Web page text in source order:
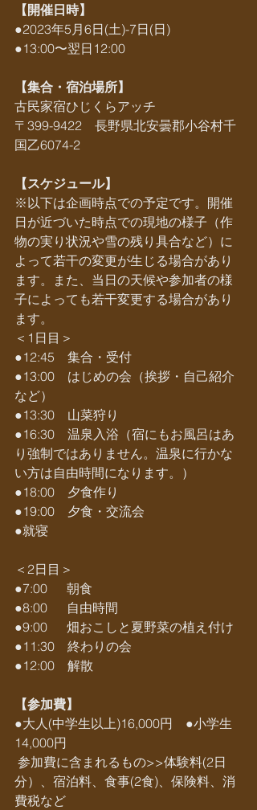
【開催日時】
●2023年5月6日(土)-7日(日)
●13:00〜翌日12:00
【集合・宿泊場所】
古民家宿ひじくらアッチ
〒399-9422　長野県北安曇郡小谷村千
国乙6074-2
【スケジュール】
※以下は企画時点での予定です。開催
日が近づいた時点での現地の様子（作
物の実り状況や雪の残り具合など）に
よって若干の変更が生じる場合があり
ます。また、当日の天候や参加者の様
子によっても若干変更する場合があり
ます。
＜1日目＞
●12:45　集合・受付
●13:00　はじめの会（挨拶・自己紹介
など）
●13:30　山菜狩り
●16:30　温泉入浴（宿にもお風呂はあ
り強制ではありません。温泉に行かな
い方は自由時間になります。）
●18:00　夕食作り
●19:00　夕食・交流会
●就寝
＜2日目＞
●7:00　  朝食
●8:00　  自由時間
●9:00　  畑おこしと夏野菜の植え付け
●11:30　終わりの会
●12:00　解散
【参加費】
●大人(中学生以上)16,000円　●小学生
14,000円
分）、宿泊料、食事(2食)、保険料、消
費税など